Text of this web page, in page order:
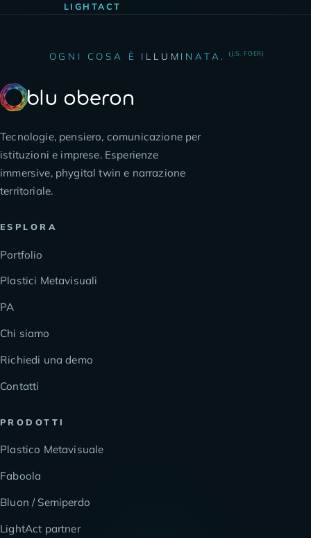
LIGHTACT
OGNI COSA È ILLUMINATA. (J.S. FOER)
Tecnologie, pensiero, comunicazione per
istituzioni e imprese. Esperienze
immersive, phygital twin e narrazione
territoriale.
ESPLORA
Portfolio
Plastici Metavisuali
PA
Chi siamo
Richiedi una demo
Contatti
PRODOTTI
Plastico Metavisuale
Faboola
Bluon / Semiperdo
LightAct partner